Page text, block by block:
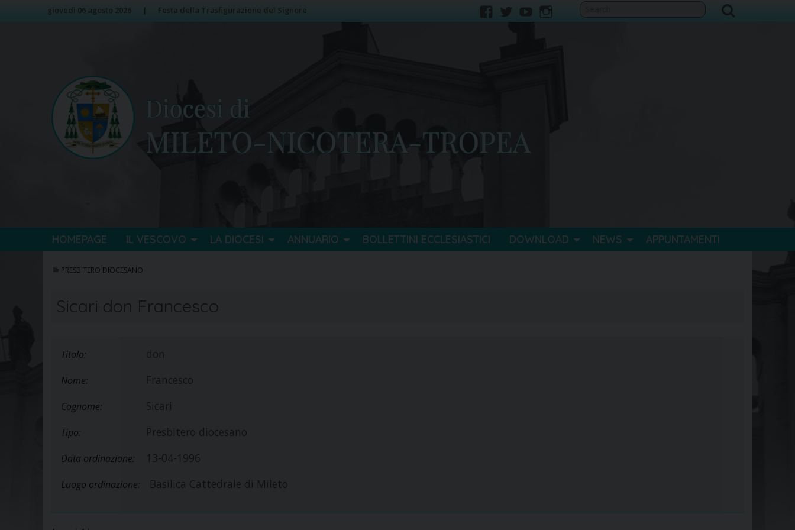
giovedì 06 agosto 2026 Festa della Trasfigurazione del Signore facebook
twitteryoutubeinstagram
HOMEPAGE IL VESCOVO LA DIOCESI ANNUARIO BOLLETTINI ECCLESIASTICI DOWNLOAD NEWS APPUNTAMENTI
PRESBITERO DIOCESANO
Sicari don Francesco
Titolo: don
Nome: Francesco
Cognome: Sicari
Tipo: Presbitero diocesano
Data ordinazione: 13-04-1996
Luogo ordinazione: Basilica Cattedrale di Mileto